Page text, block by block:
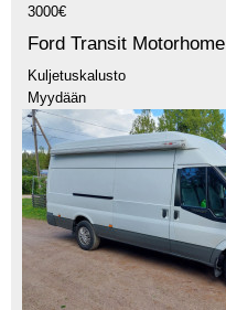
3000€
Ford Transit Motorhome
Kuljetuskalusto
Myydään